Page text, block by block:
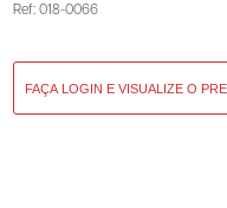
018-0066
Ref: 018-0066